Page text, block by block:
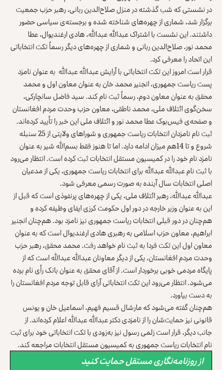
در نشستی که شب گذشته در منزل صلاح‌الدین ربانی، رهبر حزب جمعیت
برگزار شد، شماری از چهره‌های شناخته شده و برجسته‌ی سیاسی حضور
داشتند. این نشست با اشتراک عبدالله عبدالله، هادی ارغندیوال، عطا
محمد نور، صلاح‌الدین ربانی و شماری از چهره‌های دیگر رسماً تکت انتخاباتی
این اتحاد را معرفی کرد.
قرار است امروز این تکت انتخاباتی با آرایش عبدالله عبدالله به عنوان نامزد
پست ریاست جمهوری، انجنیر محمد خان به عنوان معاون اول و محمد
محقق به عنوان معاون دوم، رسماً ثبت نام ‌‌کند. سید فاضل سانچارکی،
سخن‌گوی ائتلاف ملی، محمد ناطقی، معاون حزب وحدت مردم افغانستان
و صفحه‌ی فیس‌بوک عطا محمد نور و ائتلاف ملی این خبر را تأیید کرده‌اند.
ثبت نام نامزدان انتخابات ریاست جمهوری و شوراهای ولایتی از 25 سنبله
شروع و تا 14‌هم میزان ادامه دارد. اما تا هنوز فقط بسم‌الله شیر به عنوان
نامزد نام خود را در کمیسیون مستقل انتخابات ثبت کرده است. انتظار می‌رود
با ثبت نام عبدالله عبدالله برای انتخابات ریاست جمهوری، یکی از مدعیان
اصلی انتخابات سال آینده به صورت رسمی معرفی شود.
عبدالله عبدالله، رهبر ائتلاف ملی، یکی از چهره‌های پرنفوذی است که قبل از
این به عنوان وزیر خارجه در دور اول حکومت کرزی ایفای وظیفه کرده و
هم‌چنان در دور قبلی انتخابات ریاست جمهوری نیز نامزد بود. هم‌چنان انجنیر
ابراهیم، معاون حزب اسلامی به رهبری هادی ارغندیوال است که به عنوان
معاون اول این تکت فردا به ثبت نام خواهد رفت. محمد محقق، رهبر حزب
وحدت مردم افغانستان، یکی از دیگر معاونان عبدالله عبدالله است که از
پایگاه مردمی خوبی برخوردار است. از آقای محقق به عنوان بانک رأی نام برده
می‌شود. انتظار می‌رود این تکت انتخاباتی آرای قابل توجه مردم افغانستان را
به دست بیاورد.
هم‌چنان گفته می‌شود که مارشال قسیم فهیم، اسماعیل خان و یونس
قانونی نیز‌ حمایت‌شان را از نامزدی د‌کتر عبدالله عبدالله اعلام کرده‌اند. از
جانب دیگر، قرار است زلمی رسول نیز به‌زودی با تکت انتخاباتی خود برای ثبت
نام انتخابات ریاست جمهوری به کمیسیون مستقل انتخابات مراجعه کند.
از روزنامه‌نگاری مستقل حمایت کنید